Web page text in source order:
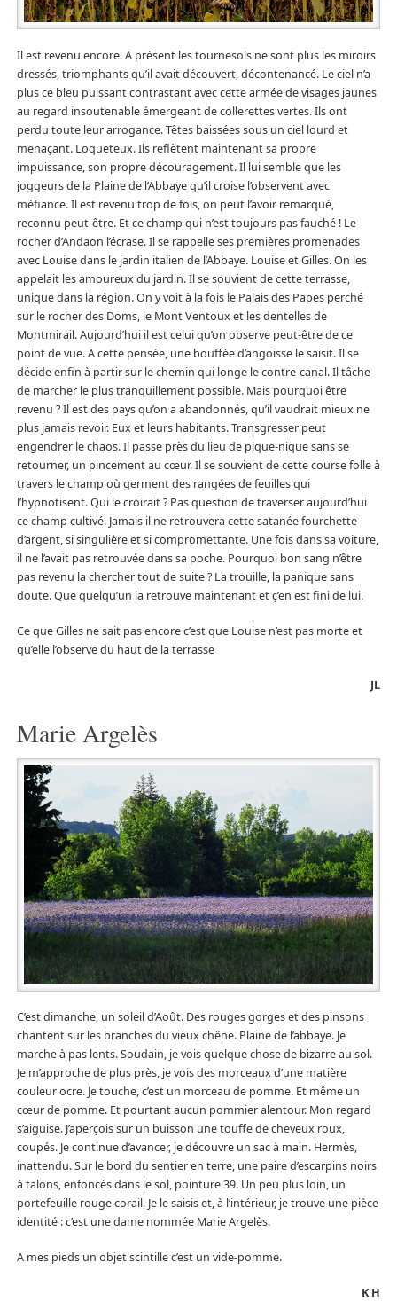
Il est revenu encore. A présent les tournesols ne sont plus les miroirs
dressés, triomphants qu’il avait découvert, décontenancé. Le ciel n’a
plus ce bleu puissant contrastant avec cette armée de visages jaunes
au regard insoutenable émergeant de collerettes vertes. Ils ont
perdu toute leur arrogance. Têtes baissées sous un ciel lourd et
menaçant. Loqueteux. Ils reflètent maintenant sa propre
impuissance, son propre découragement. Il lui semble que les
joggeurs de la Plaine de l’Abbaye qu’il croise l’observent avec
méfiance. Il est revenu trop de fois, on peut l’avoir remarqué,
reconnu peut-être. Et ce champ qui n’est toujours pas fauché ! Le
rocher d’Andaon l’écrase. Il se rappelle ses premières promenades
avec Louise dans le jardin italien de l’Abbaye. Louise et Gilles. On les
appelait les amoureux du jardin. Il se souvient de cette terrasse,
unique dans la région. On y voit à la fois le Palais des Papes perché
sur le rocher des Doms, le Mont Ventoux et les dentelles de
Montmirail. Aujourd’hui il est celui qu’on observe peut-être de ce
point de vue. A cette pensée, une bouffée d’angoisse le saisit. Il se
décide enfin à partir sur le chemin qui longe le contre-canal. Il tâche
de marcher le plus tranquillement possible. Mais pourquoi être
revenu ? Il est des pays qu’on a abandonnés, qu’il vaudrait mieux ne
plus jamais revoir. Eux et leurs habitants. Transgresser peut
engendrer le chaos. Il passe près du lieu de pique-nique sans se
retourner, un pincement au cœur. Il se souvient de cette course folle à
travers le champ où germent des rangées de feuilles qui
l’hypnotisent. Qui le croirait ? Pas question de traverser aujourd’hui
ce champ cultivé. Jamais il ne retrouvera cette satanée fourchette
d’argent, si singulière et si compromettante. Une fois dans sa voiture,
il ne l’avait pas retrouvée dans sa poche. Pourquoi bon sang n’être
pas revenu la chercher tout de suite ? La trouille, la panique sans
doute. Que quelqu’un la retrouve maintenant et ç’en est fini de lui.
Ce que Gilles ne sait pas encore c’est que Louise n’est pas morte et
qu’elle l’observe du haut de la terrasse
JL
Marie Argelès
C’est dimanche, un soleil d’Août. Des rouges gorges et des pinsons
chantent sur les branches du vieux chêne. Plaine de l’abbaye. Je
marche à pas lents. Soudain, je vois quelque chose de bizarre au sol.
Je m’approche de plus près, je vois des morceaux d’une matière
couleur ocre. Je touche, c’est un morceau de pomme. Et même un
cœur de pomme. Et pourtant aucun pommier alentour. Mon regard
s’aiguise. J’aperçois sur un buisson une touffe de cheveux roux,
coupés. Je continue d’avancer, je découvre un sac à main. Hermès,
inattendu. Sur le bord du sentier en terre, une paire d’escarpins noirs
à talons, enfoncés dans le sol, pointure 39. Un peu plus loin, un
portefeuille rouge corail. Je le saisis et, à l’intérieur, je trouve une pièce
identité : c’est une dame nommée Marie Argelès.
A mes pieds un objet scintille c’est un vide-pomme.
K H